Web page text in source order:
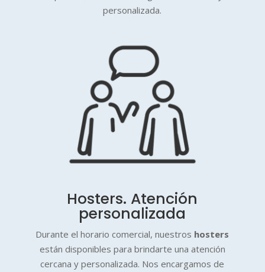
personalizada.
Hosters. Atención
personalizada
Durante el horario comercial, nuestros hosters
están disponibles para brindarte una atención
cercana y personalizada. Nos encargamos de